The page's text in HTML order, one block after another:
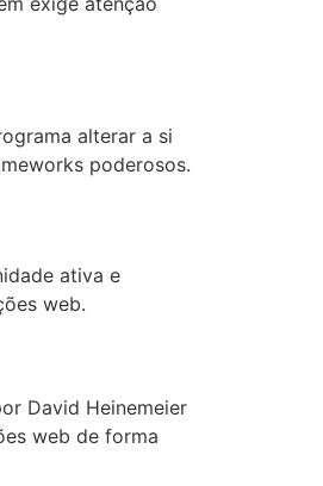
alterar a si
poderosos.
ativa e
web.
David Heinemeier
web de forma